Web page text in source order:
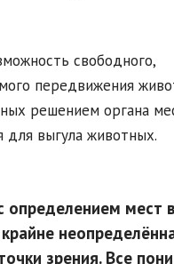
свободного,
передвижения
решением органа
для выгула животных.
определением мест
зрения. Все